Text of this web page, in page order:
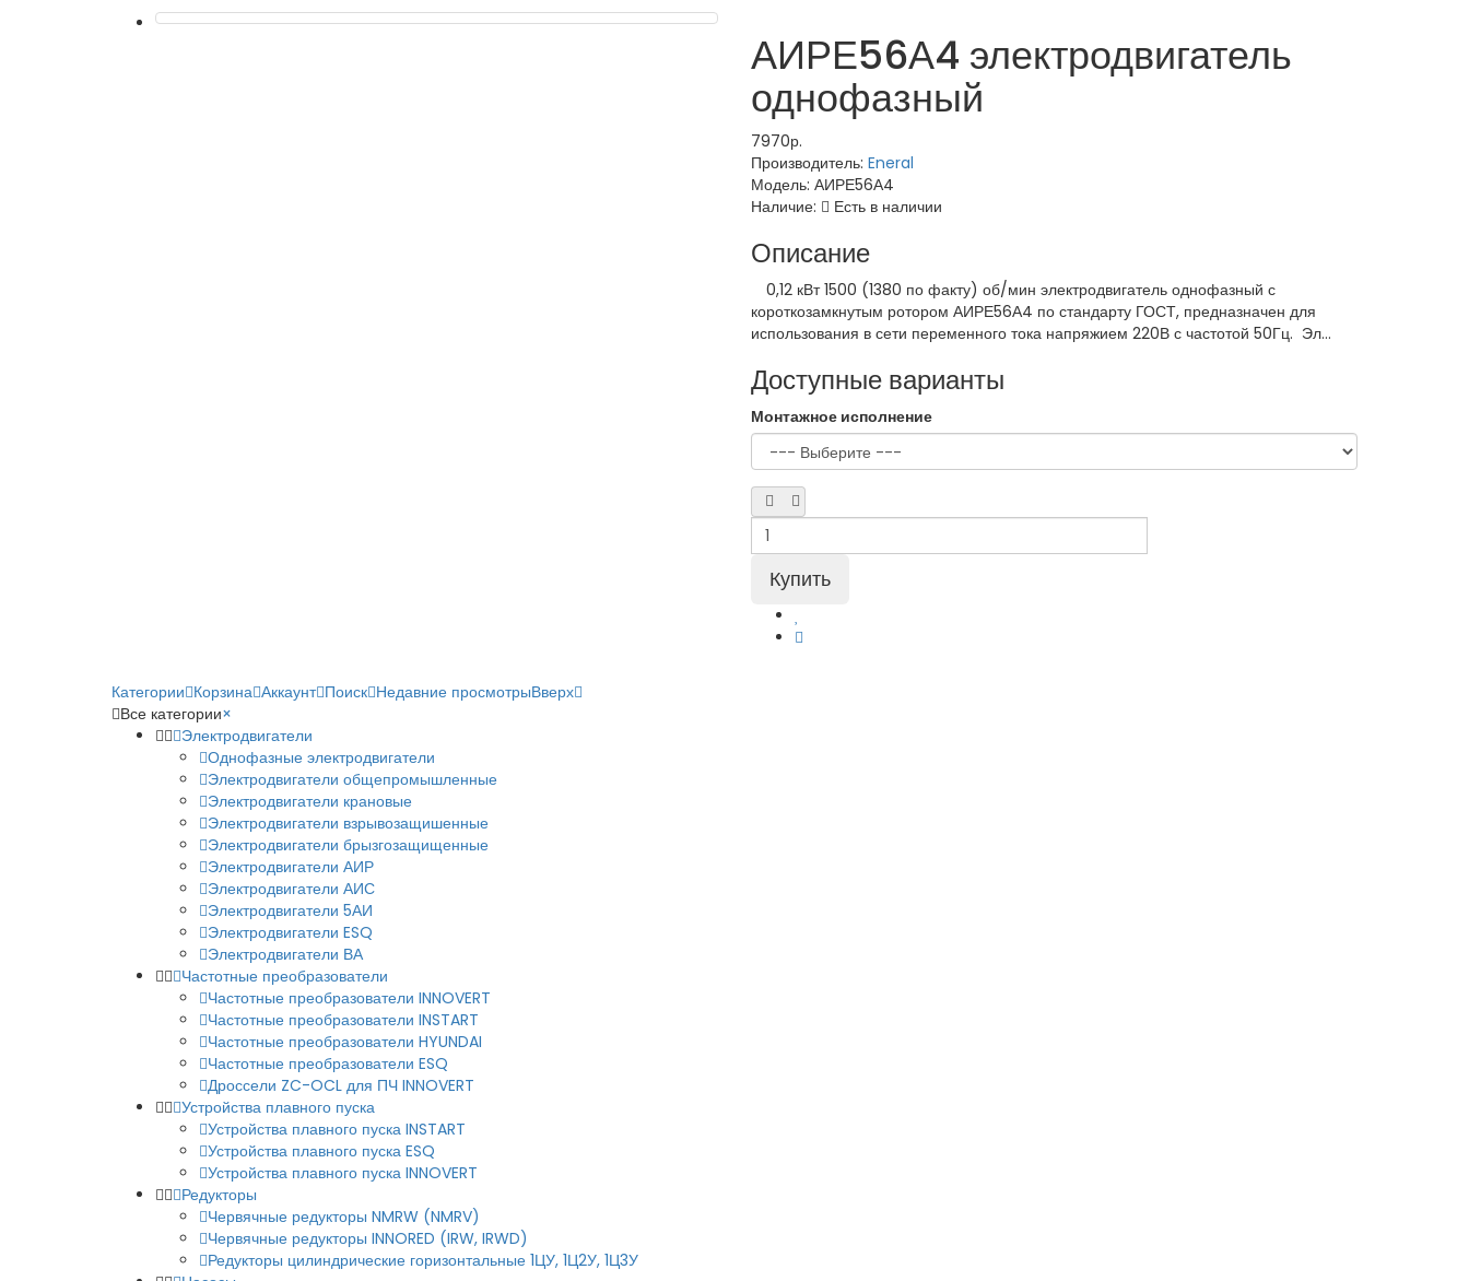
АИРЕ56А4 электродвигатель
однофазный
7970р.
Производитель: Eneral
Модель: АИРЕ56А4
Наличие:
Есть в наличии
Описание
0,12 кВт 1500 (1380 по факту) об/мин электродвигатель однофазный с
короткозамкнутым ротором АИРЕ56А4 по стандарту ГОСТ, предназначен для
использования в сети переменного тока напряжием 220В с частотой 50Гц. Эл...
Доступные варианты
Монтажное исполнение
Категории Корзина Аккаунт Поиск Недавние просмотрыВверх
Все категории×
Электродвигатели
Однофазные электродвигатели
Электродвигатели общепромышленные
Электродвигатели крановые
Электродвигатели взрывозащишенные
Электродвигатели брызгозащищенные
Электродвигатели АИР
Электродвигатели АИС
Электродвигатели 5АИ
Электродвигатели ESQ
Электродвигатели ВА
Частотные преобразователи
Частотные преобразователи INNOVERT
Частотные преобразователи INSTART
Частотные преобразователи HYUNDAI
Частотные преобразователи ESQ
Дроссели ZC-OCL для ПЧ INNOVERT
Устройства плавного пуска
Устройства плавного пуска INSTART
Устройства плавного пуска ESQ
Устройства плавного пуска INNOVERT
Редукторы
Червячные редукторы NMRW (NMRV)
Червячные редукторы INNORED (IRW, IRWD)
Редукторы цилиндрические горизонтальные 1ЦУ, 1Ц2У, 1Ц3У